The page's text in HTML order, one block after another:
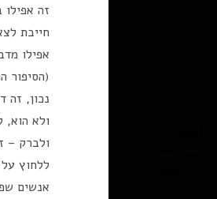
חייבת
אפילו
(הסיפור
נכון, זה
ולא
ולברק –
ללחוץ
אנשים